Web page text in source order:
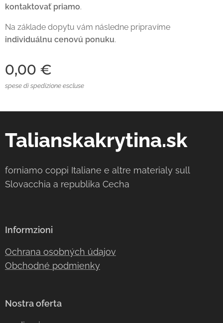
kontaktovať priamo.
Na základe dopytu vám následne pripravíme
individuálnu cenovú ponuku.
0,00 €
spese di spedizione escluse
Talianskakrytina.sk
forniamo coppi Italiane e altre materialy sull
Slovacchia a republika Cecha
Informzioni
Ochrana osobných údajov
Obchodné podmienky
Nostra oferta